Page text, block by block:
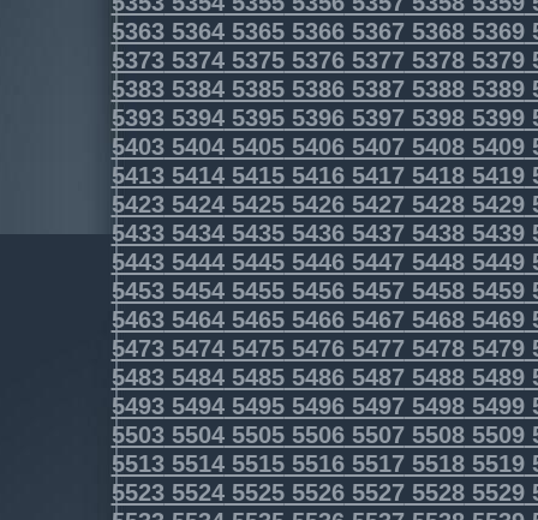
5363536453655366536753685369
5373537453755376537753785379
5383538453855386538753885389
5393539453955396539753985399
5403540454055406540754085409
5413541454155416541754185419
5423542454255426542754285429
5433543454355436543754385439
5443544454455446544754485449
5453545454555456545754585459
5463546454655466546754685469
5473547454755476547754785479
5483548454855486548754885489
5493549454955496549754985499
5503550455055506550755085509
5513551455155516551755185519
5523552455255526552755285529